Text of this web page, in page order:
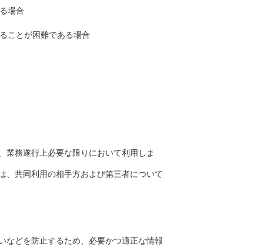
場合
ことが困難である場合
業務遂行上必要な限りにおいて利用しま
、共同利用の相手方および第三者について
などを防止するため、必要かつ適正な情報